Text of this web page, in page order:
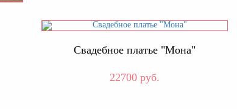
Свадебное платье "Мона"
22700 руб.